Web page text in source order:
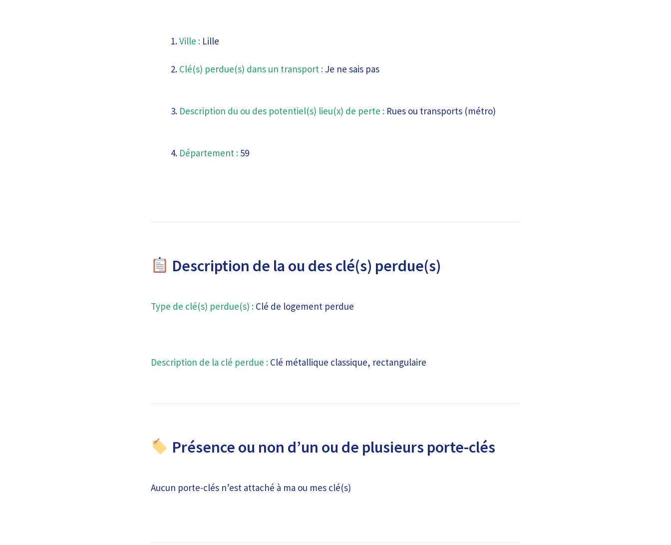
Ville : Lille
Clé(s) perdue(s) dans un transport : Je ne sais pas
Description du ou des potentiel(s) lieu(x) de perte : Rues ou transports (métro)
Département : 59
Description de la ou des clé(s) perdue(s)
Type de clé(s) perdue(s) : Clé de logement perdue
Description de la clé perdue : Clé métallique classique, rectangulaire
Présence ou non d’un ou de plusieurs porte-clés
Aucun porte-clés n’est attaché à ma ou mes clé(s)